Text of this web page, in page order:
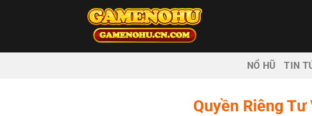
dung
NỔ HŨ TIN
Quyền Riêng